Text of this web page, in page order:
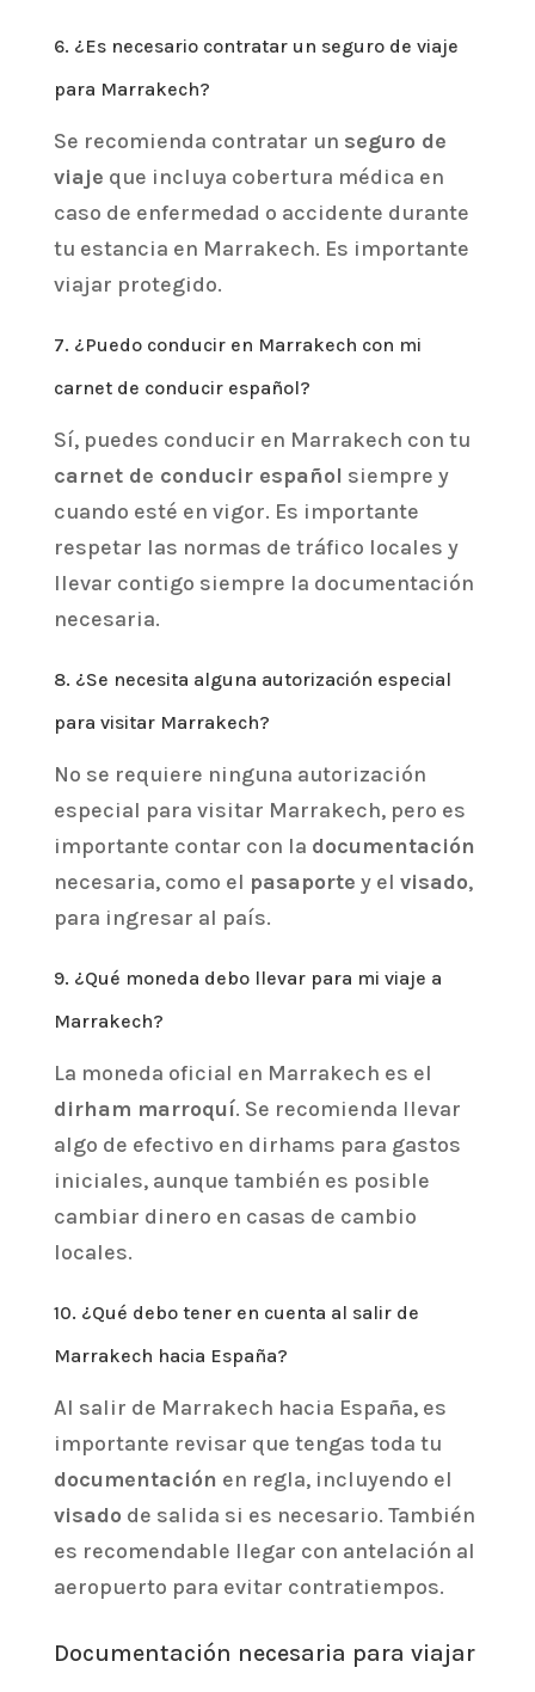
6. ¿Es necesario contratar un seguro de viaje
para Marrakech?
Se recomienda contratar un seguro de
viaje que incluya cobertura médica en
caso de enfermedad o accidente durante
tu estancia en Marrakech. Es importante
viajar protegido.
7. ¿Puedo conducir en Marrakech con mi
carnet de conducir español?
Sí, puedes conducir en Marrakech con tu
carnet de conducir español siempre y
cuando esté en vigor. Es importante
respetar las normas de tráfico locales y
llevar contigo siempre la documentación
necesaria.
8. ¿Se necesita alguna autorización especial
para visitar Marrakech?
No se requiere ninguna autorización
especial para visitar Marrakech, pero es
importante contar con la documentación
necesaria, como el pasaporte y el visado,
para ingresar al país.
9. ¿Qué moneda debo llevar para mi viaje a
Marrakech?
La moneda oficial en Marrakech es el
dirham marroquí. Se recomienda llevar
algo de efectivo en dirhams para gastos
iniciales, aunque también es posible
cambiar dinero en casas de cambio
locales.
10. ¿Qué debo tener en cuenta al salir de
Marrakech hacia España?
Al salir de Marrakech hacia España, es
importante revisar que tengas toda tu
documentación en regla, incluyendo el
visado de salida si es necesario. También
es recomendable llegar con antelación al
aeropuerto para evitar contratiempos.
Documentación necesaria para viajar